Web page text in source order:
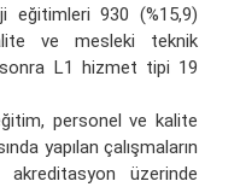
eğitimleri 930 (%15,9)
ve mesleki teknik
L1 hizmet tipi 19
personel ve kalite
yapılan çalışmaların
üzerinde